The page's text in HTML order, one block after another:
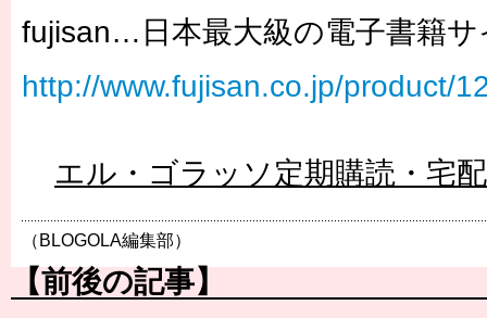
fujisan…日本最大級の電子書籍サ
http://www.fujisan.co.jp/product/
エル・ゴラッソ定期購読・宅
（BLOGOLA編集部）
【前後の記事】